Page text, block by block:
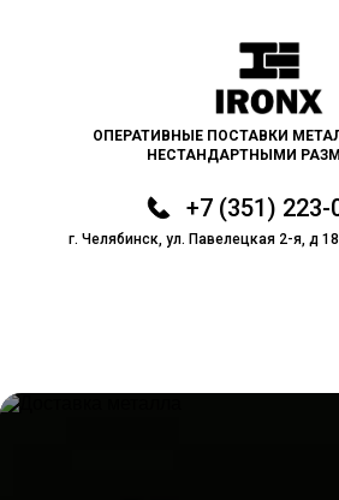
ОПЕРАТИВНЫЕ ПОСТАВКИ
НЕСТАНДАРТНЫМИ
+7 (351) 223-
г. Челябинск, ул. Павелецкая 2-я, д